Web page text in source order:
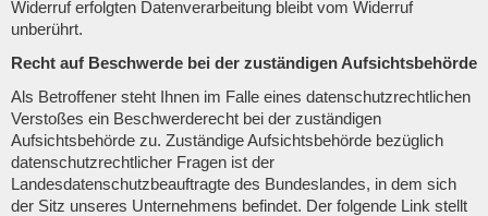
Widerruf erfolgten Datenverarbeitung bleibt vom Widerruf
unberührt.
Recht auf Beschwerde bei der zuständigen Aufsichtsbehörde
Als Betroffener steht Ihnen im Falle eines datenschutzrechtlichen
Verstoßes ein Beschwerderecht bei der zuständigen
Aufsichtsbehörde zu. Zuständige Aufsichtsbehörde bezüglich
datenschutzrechtlicher Fragen ist der
Landesdatenschutzbeauftragte des Bundeslandes, in dem sich
der Sitz unseres Unternehmens befindet. Der folgende Link stellt